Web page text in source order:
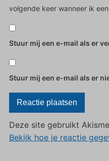
volgende keer wanneer ik
Stuur mij een e-mail als er
Stuur mij een e-mail als er
Deze site gebruikt
Bekijk hoe je reactie